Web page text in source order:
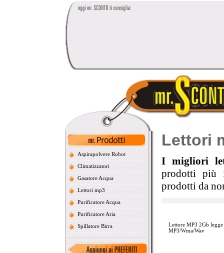
Aspirapolvere Robot
Climatizzatori
Gasatore Acqua
Lettori mp3
Purificatore Acqua
Purificatore Aria
Spillatore Birra
Lettori
I migliori
prodotti più
prodotti da
Lettore MP3 2Gb legge
MP3/Wma/Wav